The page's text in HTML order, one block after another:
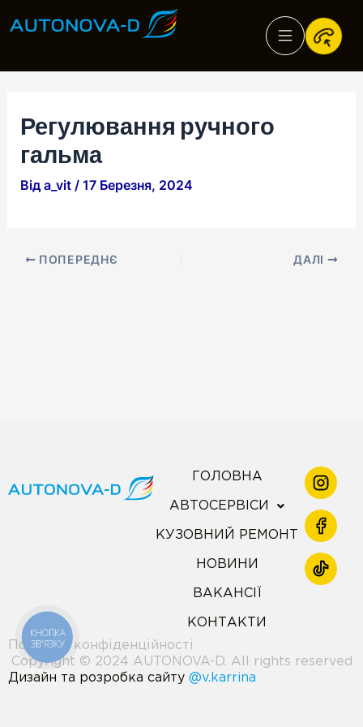
до
Регулювання ручного
гальма
Відa_vit/17 Березня, 2024
по
ПОПЕРЕДНЄ ДАЛІ
ГОЛОВНА
АВТОСЕРВІСИ
КУЗОВНИЙ РЕМОНТ
НОВИНИ
ВАКАНСІЇ
КОНТАКТИ
Copyright © 2024 AUTONOVA-D. All rights reserved
Політика конфіденційності
Дизайн та розробка сайту @v.karrina
КНОПКА
ЗВ'ЯЗКУ